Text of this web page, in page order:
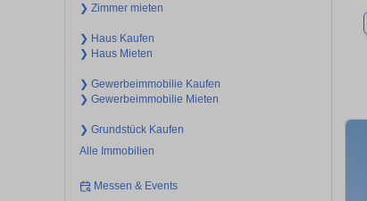
❯ Zimmer mieten
❯ Haus Kaufen
❯ Haus Mieten
❯ Gewerbeimmobilie Kaufen
❯ Gewerbeimmobilie Mieten
❯ Grundstück Kaufen
Alle Immobilien
Messen & Events